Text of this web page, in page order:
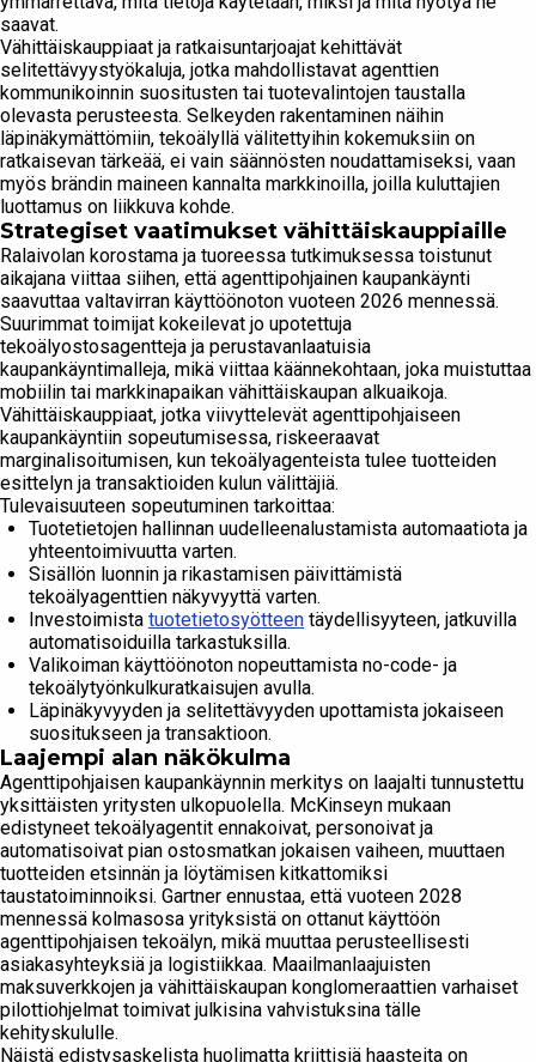
saavat.
Vähittäiskauppiaat ja ratkaisuntarjoajat kehittävät
selitettävyystyökaluja, jotka mahdollistavat agenttien
kommunikoinnin suositusten tai tuotevalintojen taustalla
olevasta perusteesta. Selkeyden rakentaminen näihin
läpinäkymättömiin, tekoälyllä välitettyihin kokemuksiin on
ratkaisevan tärkeää, ei vain säännösten noudattamiseksi, vaan
myös brändin maineen kannalta markkinoilla, joilla kuluttajien
luottamus on liikkuva kohde.
Strategiset vaatimukset vähittäiskauppiaille
Ralaivolan korostama ja tuoreessa tutkimuksessa toistunut
aikajana viittaa siihen, että agenttipohjainen kaupankäynti
saavuttaa valtavirran käyttöönoton vuoteen 2026 mennessä.
Suurimmat toimijat kokeilevat jo upotettuja
tekoälyostosagentteja ja perustavanlaatuisia
kaupankäyntimalleja, mikä viittaa käännekohtaan, joka muistuttaa
mobiilin tai markkinapaikan vähittäiskaupan alkuaikoja.
Vähittäiskauppiaat, jotka viivyttelevät agenttipohjaiseen
kaupankäyntiin sopeutumisessa, riskeeraavat
marginalisoitumisen, kun tekoälyagenteista tulee tuotteiden
esittelyn ja transaktioiden kulun välittäjiä.
Tulevaisuuteen sopeutuminen tarkoittaa:
Tuotetietojen hallinnan uudelleenalustamista automaatiota ja
yhteentoimivuutta varten.
Sisällön luonnin ja rikastamisen päivittämistä
tekoälyagenttien näkyvyyttä varten.
Investoimista tuotetietosyötteen täydellisyyteen, jatkuvilla
automatisoiduilla tarkastuksilla.
Valikoiman käyttöönoton nopeuttamista no-code- ja
tekoälytyönkulkuratkaisujen avulla.
Läpinäkyvyyden ja selitettävyyden upottamista jokaiseen
suositukseen ja transaktioon.
Laajempi alan näkökulma
Agenttipohjaisen kaupankäynnin merkitys on laajalti tunnustettu
yksittäisten yritysten ulkopuolella. McKinseyn mukaan
edistyneet tekoälyagentit ennakoivat, personoivat ja
automatisoivat pian ostosmatkan jokaisen vaiheen, muuttaen
tuotteiden etsinnän ja löytämisen kitkattomiksi
taustatoiminnoiksi. Gartner ennustaa, että vuoteen 2028
mennessä kolmasosa yrityksistä on ottanut käyttöön
agenttipohjaisen tekoälyn, mikä muuttaa perusteellisesti
asiakasyhteyksiä ja logistiikkaa. Maailmanlaajuisten
maksuverkkojen ja vähittäiskaupan konglomeraattien varhaiset
pilottiohjelmat toimivat julkisina vahvistuksina tälle
kehityskululle.
Näistä edistysaskelista huolimatta kriittisiä haasteita on